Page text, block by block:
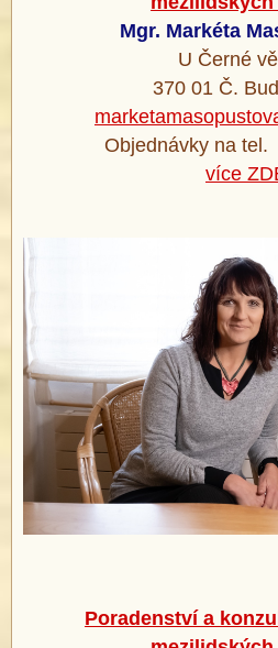
Mgr. Markéta
U Černé
370 01 Č.
Objednávky na tel.
více
Poradenství a